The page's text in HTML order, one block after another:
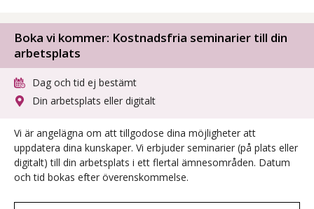
Boka vi kommer: Kostnadsfria seminarier till din
arbetsplats
Dag och tid ej bestämt
Din arbetsplats eller digitalt
Vi är angelägna om att tillgodose dina möjligheter att
uppdatera dina kunskaper. Vi erbjuder seminarier (på plats eller
digitalt) till din arbetsplats i ett flertal ämnesområden. Datum
och tid bokas efter överenskommelse.